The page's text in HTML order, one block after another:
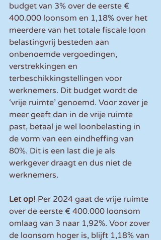
budget van 3% over de eerste €
400.000 loonsom en 1,18% over het
meerdere van het totale fiscale loon
belastingvrij besteden aan
onbenoemde vergoedingen,
verstrekkingen en
terbeschikkingstellingen voor
werknemers. Dit budget wordt de
‘vrije ruimte’ genoemd. Voor zover je
meer geeft dan in de vrije ruimte
past, betaal je wel loonbelasting in
de vorm van een eindheffing van
80%. Dit is een last die je als
werkgever draagt en dus niet de
werknemers.
Let op! Per 2024 gaat de vrije ruimte
over de eerste € 400.000 loonsom
omlaag van 3 naar 1,92%. Voor zover
de loonsom hoger is, blijft 1,18% van